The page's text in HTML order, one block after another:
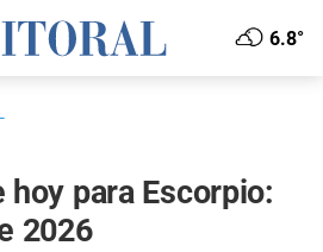
6.8°
hoy para Escorpio:
2026